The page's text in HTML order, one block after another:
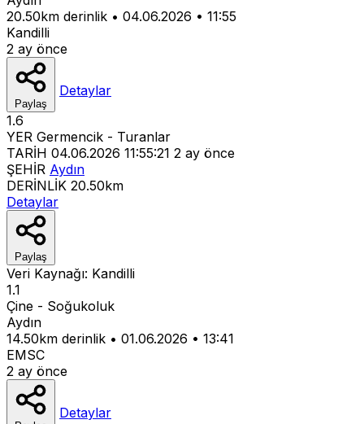
20.50km derinlik • 04.06.2026 • 11:55
Kandilli
2 ay önce
Paylaş
Detaylar
1.6
YER Germencik - Turanlar
TARİH 04.06.2026 11:55:21 2 ay önce
ŞEHİR Aydın
DERİNLİK 20.50km
Detaylar
Paylaş
Veri Kaynağı: Kandilli
1.1
Çine - Soğukoluk
Aydın
14.50km derinlik • 01.06.2026 • 13:41
EMSC
2 ay önce
Detaylar